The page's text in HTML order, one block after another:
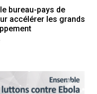
bureau-pays de
accélérer les grands
Next